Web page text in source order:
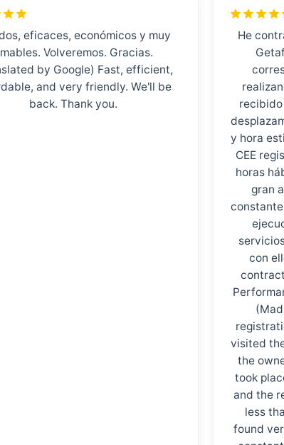
eficaces, económicos y muy
Volveremos. Gracias.
by Google) Fast, efficient,
and very friendly. We'll be
back. Thank you.
He
y hora
CEE
horas
gran
con
visited
the
took
and the
less
found